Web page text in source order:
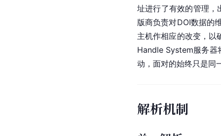
址进行了有效的管理，
版商负责对DOI数据的
主机作相应的改变，以
Handle System服务器
动，面对的始终只是同
解析机制